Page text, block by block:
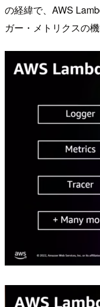
の経緯で、AWS
ガー・メトリクスの